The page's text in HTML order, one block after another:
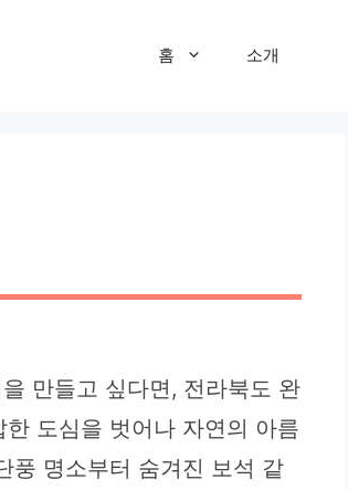
홈 소개
만들고 싶다면, 전라북도 완
도심을 벗어나 자연의 아름
풍 명소부터 숨겨진 보석 같